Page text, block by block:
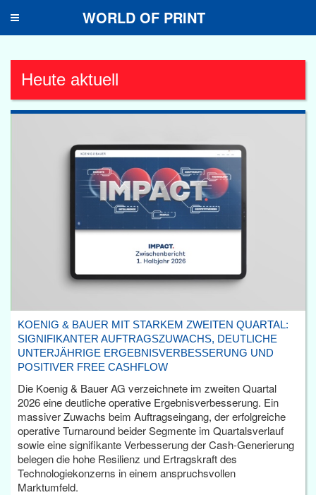
Toggle
WORLD OF PRINT
Heute aktuell
KOENIG & BAUER MIT STARKEM ZWEITEN QUARTAL:
SIGNIFIKANTER AUFTRAGSZUWACHS, DEUTLICHE
UNTERJÄHRIGE ERGEBNISVERBESSERUNG UND
POSITIVER FREE CASHFLOW
Die Koenig & Bauer AG verzeichnete im zweiten Quartal
2026 eine deutliche operative Ergebnisverbesserung. Ein
massiver Zuwachs beim Auftragseingang, der erfolgreiche
operative Turnaround beider Segmente im Quartalsverlauf
sowie eine signifikante Verbesserung der Cash-Generierung
belegen die hohe Resilienz und Ertragskraft des
Technologiekonzerns in einem anspruchsvollen
Marktumfeld.